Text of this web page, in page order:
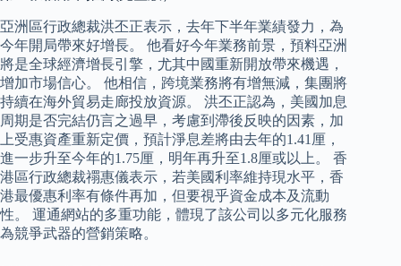
亞洲區行政總裁洪丕正表示，去年下半年業績發力，為
今年開局帶來好增長。 他看好今年業務前景，預料亞洲
將是全球經濟增長引擎，尤其中國重新開放帶來機遇，
增加市場信心。 他相信，跨境業務將有增無減，集團將
持續在海外貿易走廊投放資源。 洪丕正認為，美國加息
周期是否完結仍言之過早，考慮到滯後反映的因素，加
上受惠資產重新定價，預計淨息差將由去年的1.41厘，
進一步升至今年的1.75厘，明年再升至1.8厘或以上。 香
港區行政總裁禤惠儀表示，若美國利率維持現水平，香
港最優惠利率有條件再加，但要視乎資金成本及流動
性。 運通網站的多重功能，體現了該公司以多元化服務
為競爭武器的營銷策略。